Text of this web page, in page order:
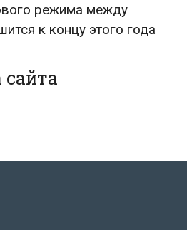
режима между
к концу этого года
сайта